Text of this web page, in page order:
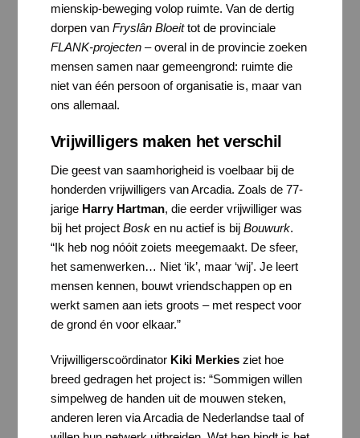
mienskip-beweging volop ruimte. Van de dertig
dorpen van Fryslân Bloeittot de provinciale
FLANK-projecten– overal in de provincie zoeken
mensen samen naar gemeengrond: ruimte die
niet van één persoon of organisatie is, maar van
ons allemaal.
Vrijwilligers maken het verschil
Die geest van saamhorigheid is voelbaar bij de
honderden vrijwilligers van Arcadia. Zoals de 77-
jarige Harry Hartman, die eerder vrijwilliger was
bij het project Bosken nu actief is bij Bouwurk.
“Ik heb nog nóóit zoiets meegemaakt. De sfeer,
het samenwerken… Niet ‘ik’, maar ‘wij’. Je leert
mensen kennen, bouwt vriendschappen op en
werkt samen aan iets groots – met respect voor
de grond én voor elkaar.”
Vrijwilligerscoördinator Kiki Merkiesziet hoe
breed gedragen het project is: “Sommigen willen
simpelweg de handen uit de mouwen steken,
anderen leren via Arcadia de Nederlandse taal of